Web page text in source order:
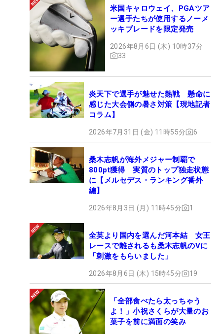
米国キャロウェイ、PGAツア
ー選手たちが使用するノーメ
ッキブレードを限定発売
2026年8月6日 (木) 10時37分
33
炎天下で選手が魅せた熱戦 懸命に
感じた大会側の暑さ対策【現地記者
コラム】
2026年7月31日 (金) 11時55分 6
桑木志帆が海外メジャー制覇で
800pt獲得 実質のトップ独走状態
に【メルセデス・ランキング番外
編】
2026年8月3日 (月) 11時45分 1
全英より国内を選んだ河本結 女王
レースで離されるも桑木志帆のVに
「刺激をもらいました」
2026年8月6日 (木) 15時45分 19
「全部食べたら太っちゃう
よ！」小祝さくらが大量のお
菓子を前に満面の笑み